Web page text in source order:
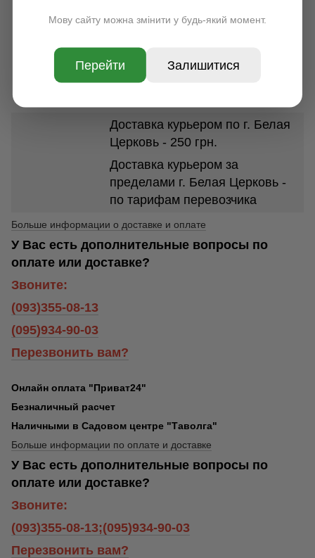
По всей Украине, срок
доставки 1-7 дней. Стоимость
доставки в зависимости от
размеров и веса посылки от 35
Доставка курьером по г. Белая
Церковь - 250 грн.
Доставка курьером за
пределами г. Белая Церковь -
по тарифам перевозчика
Больше информации о доставке и оплате
У Вас есть дополнительные вопросы по
оплате или доставке?
Звоните:
(093)355-08-13
(095)934-90-03
Перезвонить вам?
Онлайн оплата "Приват24"
Безналичный расчет
Наличными в Садовом центре "Таволга"
Больше информации по оплате и доставке
У Вас есть дополнительные вопросы по
оплате или доставке?
Звоните:
(093)355-08-13;(095)934-90-03
Перезвонить вам?
Мову сайту можна змінити у будь-який момент.
Перейти Залишитися